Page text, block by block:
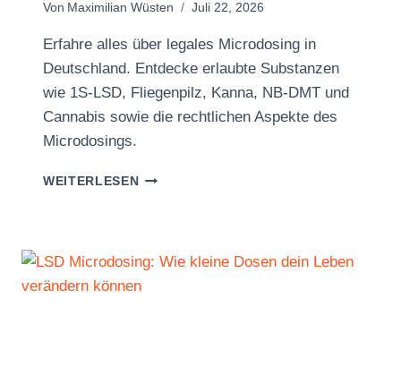
Von Maximilian Wüsten Juli 22, 2026
Erfahre alles über legales Microdosing in
Deutschland. Entdecke erlaubte Substanzen
wie 1S-LSD, Fliegenpilz, Kanna, NB-DMT und
Cannabis sowie die rechtlichen Aspekte des
Microdosings.
WEITERLESENLEGALES
EIN
EHRLICHER